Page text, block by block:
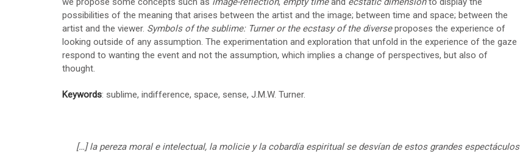
possibilities of the meaning that arises between the artist and the image; between time and space; between the
artist and the viewer. Symbols of the sublime: Turner or the ecstasy of the diverseproposes the experience of
looking outside of any assumption. The experimentation and exploration that unfold in the experience of the gaze
respond to wanting the event and not the assumption, which implies a change of perspectives, but also of
thought.
Keywords: sublime, indifference, space, sense, J.M.W. Turner.
[…] la pereza moral e intelectual, la molicie y la cobardía espiritual se desvían de estos grandes espectáculos